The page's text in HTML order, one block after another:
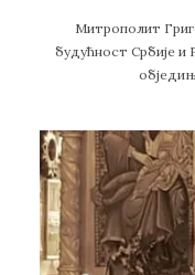
Митрополит
будућност Србије и